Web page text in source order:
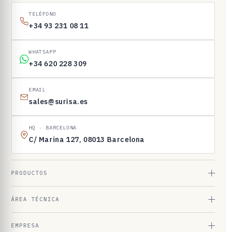
6
3
TELÉFONO
+34 93 231 08 11
WHATSAPP
+34 620 228 309
EMAIL
sales@surisa.es
HQ · BARCELONA
C/ Marina 127, 08013 Barcelona
PRODUCTOS
ÁREA TÉCNICA
EMPRESA